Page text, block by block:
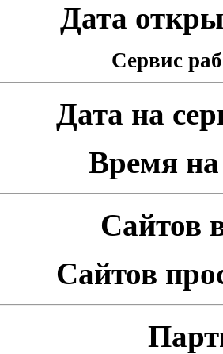
Дата
Сервис
Дата на
Время на
Сайтов
Сайтов